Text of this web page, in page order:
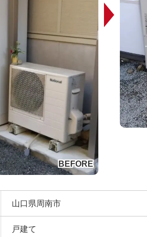
山口県周南市
戸建て